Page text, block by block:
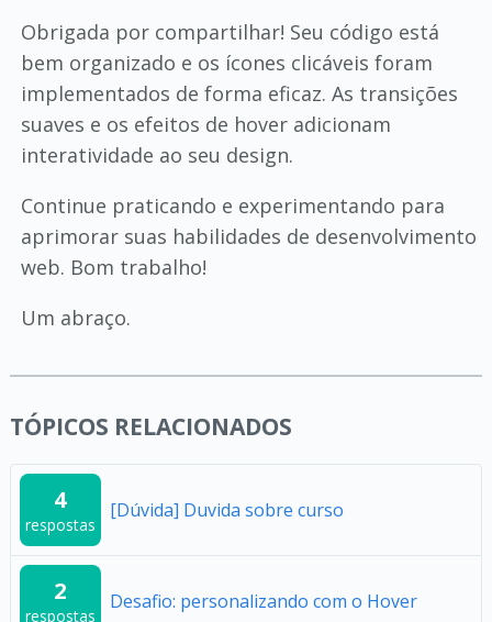
Obrigada por compartilhar! Seu código está
bem organizado e os ícones clicáveis foram
implementados de forma eficaz. As transições
suaves e os efeitos de hover adicionam
interatividade ao seu design.
Continue praticando e experimentando para
aprimorar suas habilidades de desenvolvimento
web. Bom trabalho!
Um abraço.
TÓPICOS RELACIONADOS
4
respostas
[Dúvida] Duvida sobre curso
2
respostas
Desafio: personalizando com o Hover